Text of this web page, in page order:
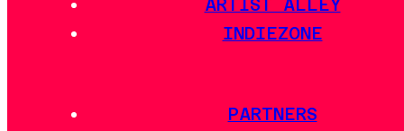
ARTIST ALLEY
INDIEZONE
PARTNERS